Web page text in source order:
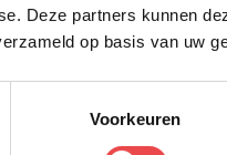
Deze partners kunnen
op basis van uw
Voorkeuren